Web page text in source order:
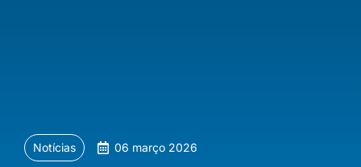
Notícias 06 março 2026